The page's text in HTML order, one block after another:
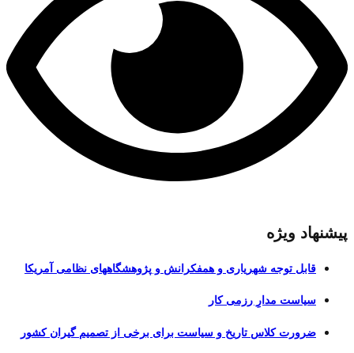
پیشنهاد ویژه
قابل توجه شهریاری و همفکرانش و پژوهشگاههای نظامی آمریکا
سیاست مدارِ رزمی کار
ضرورت کلاس تاریخ و سیاست برای برخی از تصمیم گیران کشور